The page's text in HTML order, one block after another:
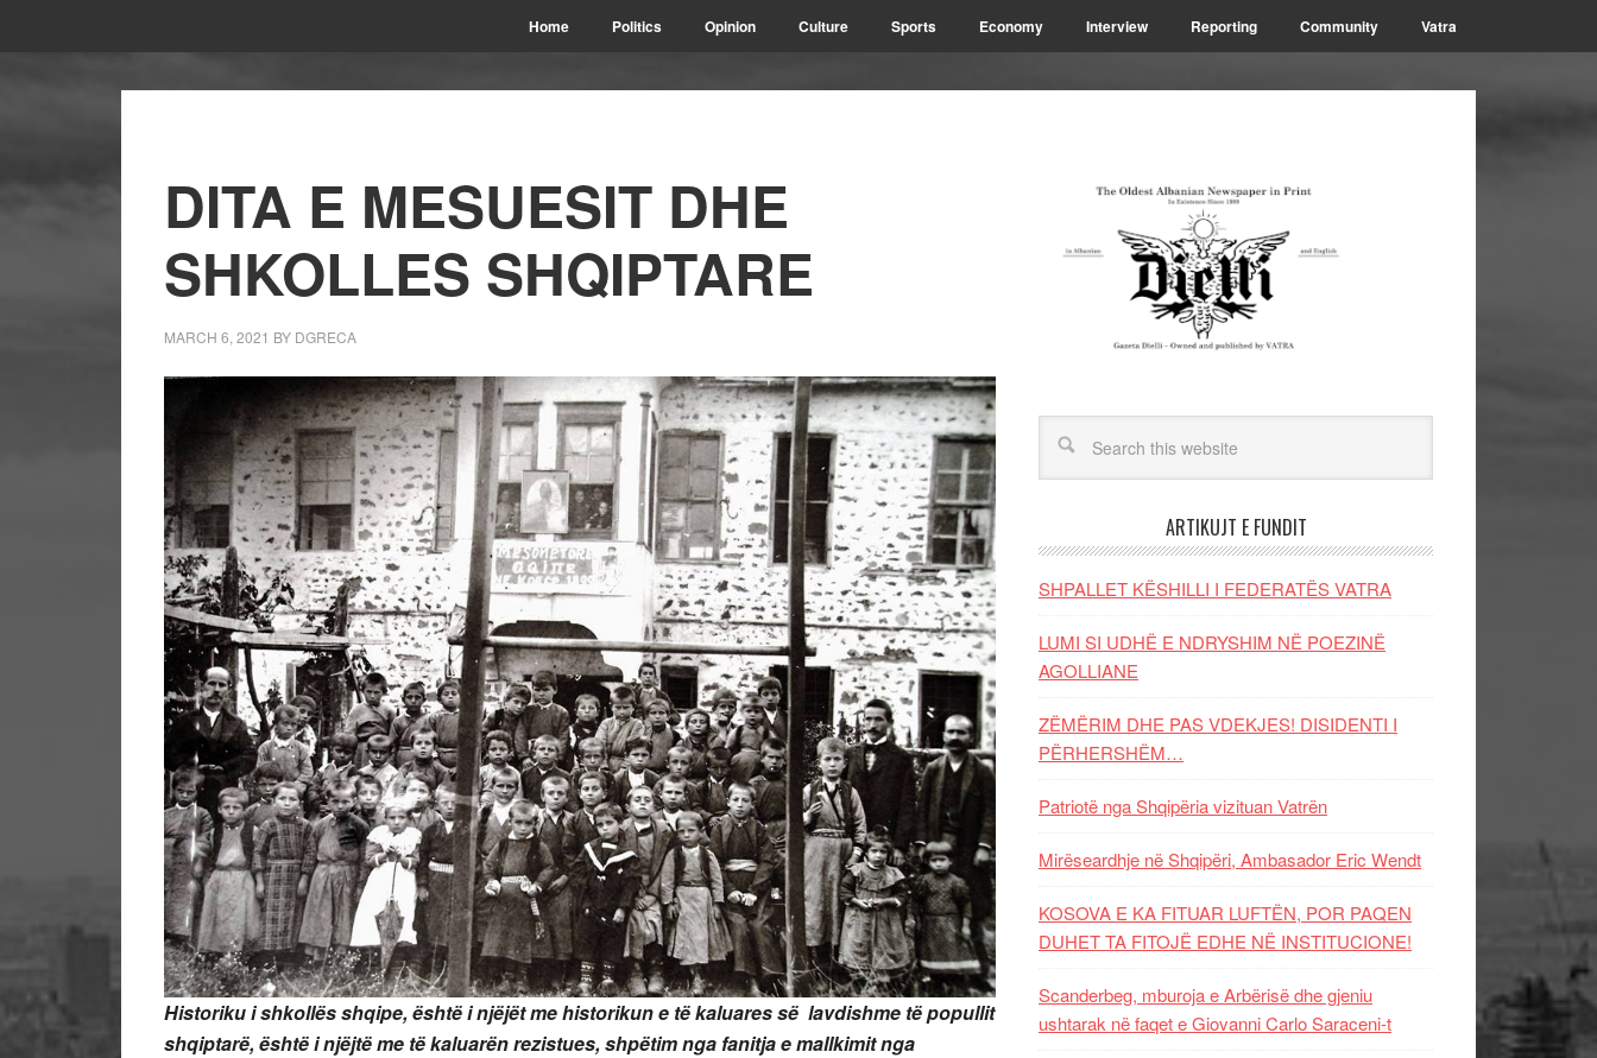
Home Politics Opinion Culture Sports Economy Interview Reporting Community Vatra
DITA E MESUESIT DHE
SHKOLLES SHQIPTARE
MARCH 6, 2021 BY DGRECA
Historiku i shkollës shqipe, është i njëjët me historikun e të kaluares së lavdishme të popullit
shqiptarë, është i njëjtë me të kaluarën rezistues, shpëtim nga fanitja e mallkimit nga
ARTIKUJT E FUNDIT
SHPALLET KËSHILLI I FEDERATËS VATRA
LUMI SI UDHË E NDRYSHIM NË POEZINË
AGOLLIANE
ZËMËRIM DHE PAS VDEKJES! DISIDENTI I
PËRHERSHËM…
Patriotë nga Shqipëria vizituan Vatrën
Mirëseardhje në Shqipëri, Ambasador Eric Wendt
KOSOVA E KA FITUAR LUFTËN, POR PAQEN
DUHET TA FITOJË EDHE NË INSTITUCIONE!
Scanderbeg, mburoja e Arbërisë dhe gjeniu
ushtarak në faqet e Giovanni Carlo Saraceni-t